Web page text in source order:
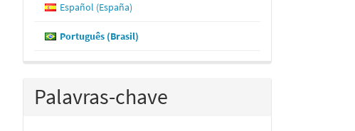
Español (España)
Português (Brasil)
Palavras-chave